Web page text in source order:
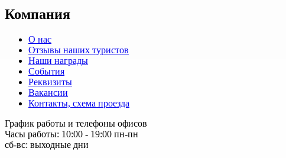
Компания
О нас
Отзывы наших туристов
Наши награды
События
Реквизиты
Вакансии
Контакты, схема проезда
График работы и телефоны офисов
Часы работы: 10:00 - 19:00 пн-пн
сб-вс: выходные дни